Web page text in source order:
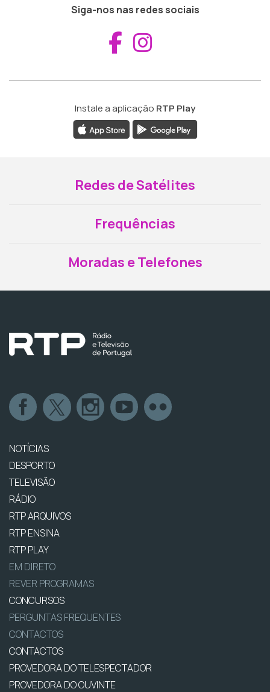
Siga-nos nas redes sociais
Aceder ao
Instale a aplicação RTP Play
Redes de Satélites
Frequências
Moradas e Telefones
NOTÍCIAS
DESPORTO
TELEVISÃO
RÁDIO
RTP ARQUIVOS
RTP ENSINA
RTP PLAY
EM DIRETO
REVER PROGRAMAS
CONCURSOS
PERGUNTAS FREQUENTES
CONTACTOS
CONTACTOS
PROVEDORA DO TELESPECTADOR
PROVEDORA DO OUVINTE